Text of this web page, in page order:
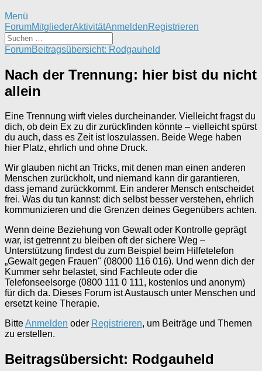
Menü
Forum-
Navigation
ForumMitgliederAktivitätAnmeldenRegistrieren
Forum-
-
Du
bist
ForumBeitragsübersicht: Rodgauheld
Nach der Trennung: hier bist du nicht
allein
Eine Trennung wirft vieles durcheinander. Vielleicht fragst du
dich, ob dein Ex zu dir zurückfinden könnte – vielleicht spürst
du auch, dass es Zeit ist loszulassen. Beide Wege haben
hier Platz, ehrlich und ohne Druck.
Wir glauben nicht an Tricks, mit denen man einen anderen
Menschen zurückholt, und niemand kann dir garantieren,
dass jemand zurückkommt. Ein anderer Mensch entscheidet
frei. Was du tun kannst: dich selbst besser verstehen, ehrlich
kommunizieren und die Grenzen deines Gegenübers achten.
Wenn deine Beziehung von Gewalt oder Kontrolle geprägt
war, ist getrennt zu bleiben oft der sichere Weg –
Unterstützung findest du zum Beispiel beim Hilfetelefon
„Gewalt gegen Frauen" (08000 116 016). Und wenn dich der
Kummer sehr belastet, sind Fachleute oder die
Telefonseelsorge (0800 111 0 111, kostenlos und anonym)
für dich da. Dieses Forum ist Austausch unter Menschen und
ersetzt keine Therapie.
BitteAnmelden oder Registrieren, um Beiträge und Themen
zu erstellen.
Beitragsübersicht: Rodgauheld